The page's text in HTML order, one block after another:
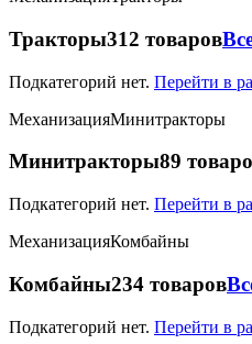
Тракторы312 товаров
Подкатегорий нет. Перейти в
МеханизацияМинитракторы
Минитракторы89
Подкатегорий нет. Перейти в
МеханизацияКомбайны
Комбайны234 товаров
Подкатегорий нет. Перейти в